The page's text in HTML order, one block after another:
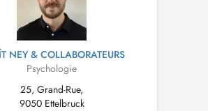
NEY & COLLABORATEURS
Psychologie
25, Grand-Rue,
9050 Ettelbruck